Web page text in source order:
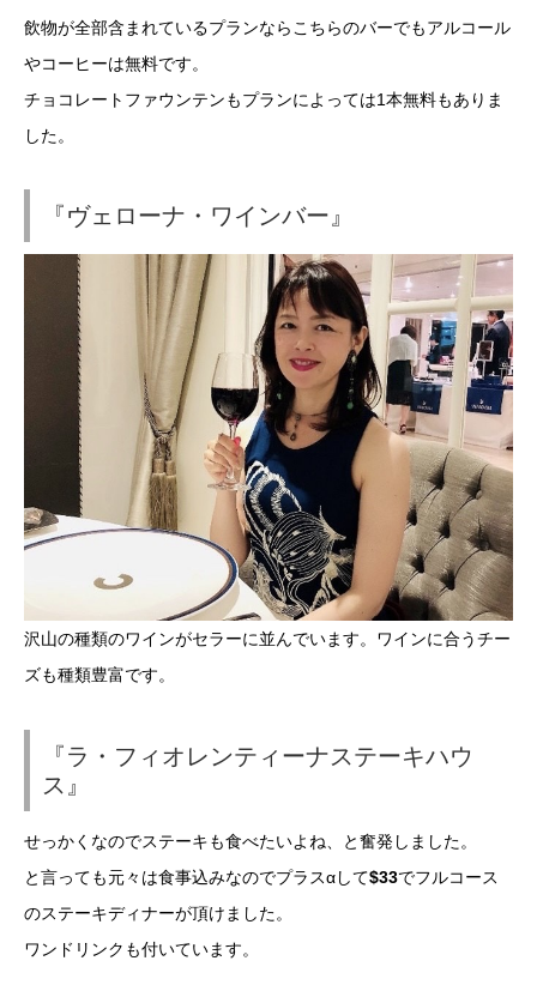
飲物が全部含まれているプランならこちらのバーでもアルコール
やコーヒーは無料です。
チョコレートファウンテンもプランによっては1本無料もありま
した。
『ヴェローナ・ワインバー』
沢山の種類のワインがセラーに並んでいます。ワインに合うチー
ズも種類豊富です。
『ラ・フィオレンティーナステーキハウ
ス』
せっかくなのでステーキも食べたいよね、と奮発しました。
と言っても元々は食事込みなのでプラスαして$33でフルコース
のステーキディナーが頂けました。
ワンドリンクも付いています。